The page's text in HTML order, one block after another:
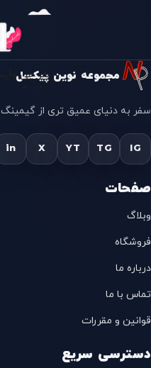
مجموعه نوین پیکسل
سفر به دنیای عمیق تری از گیمینگ
IG
TG
YT
X
in
صفحات
وبلاگ
فروشگاه
درباره ما
تماس با ما
قوانین و مقررات
دسترسی سریع